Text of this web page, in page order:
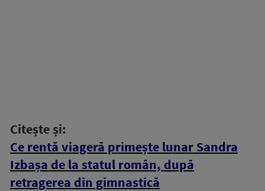
Citește și:
Ce rentă viageră primește lunar Sandra
Izbașa de la statul român, după
retragerea din gimnastică